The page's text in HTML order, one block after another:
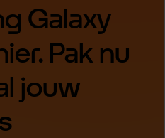
Galaxy
Pak nu
jouw